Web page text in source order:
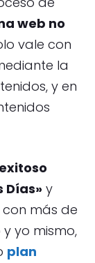
web no
vale con
la
y en
Días» y
más de
yo mismo,
plan